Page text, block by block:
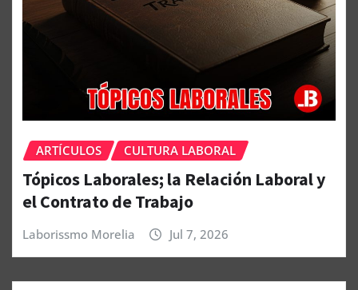
ARTÍCULOS CULTURA LABORAL
Tópicos Laborales; la Relación Laboral y
el Contrato de Trabajo
Laborissmo Morelia Jul 7, 2026